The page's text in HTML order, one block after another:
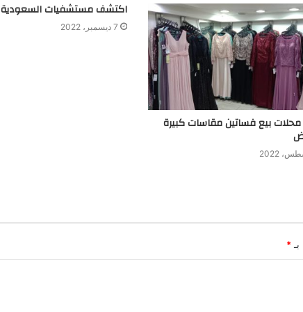
أفضل 4 محلات بيع فساتين مقاسات كبيرة
اكتشف مستشفيات السعودية
7 ديسمبر، 2022
*